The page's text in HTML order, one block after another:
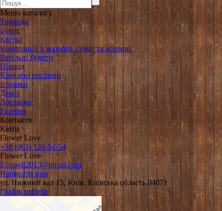
Менюкаталогу
Троянди
Букет
Квітка
Композиції в коробці, сумці та корзині.
Весільні букети
Привід
Кімнатні рослини
Іграшки
Декор
Доставка
Галерея
Контакти
Квіти
Flower Love
+38 (063) 124-54-54
Flower Love
Ecoswit2013@gmail.com
Написати нам
ул. Нижний вал 15, Київ, Київська область 04071
Графік роботи